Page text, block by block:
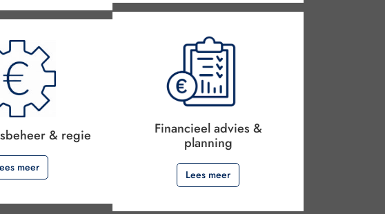
& regie
meer
Financieel advies &
planning
Lees meer